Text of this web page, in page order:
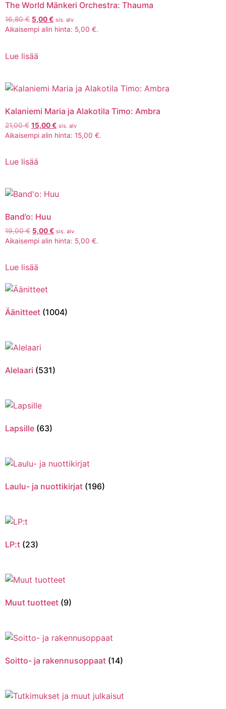
The World Mänkeri Orchestra: Thauma
16,80€ 5,00€ sis. alv
Aikaisempi alin hinta: 5,00 €.
Lue lisää
Kalaniemi Maria ja Alakotila Timo: Ambra
21,00€ 15,00€ sis. alv
Aikaisempi alin hinta: 15,00 €.
Lue lisää
Band’o: Huu
19,00€ 5,00€ sis. alv
Aikaisempi alin hinta: 5,00 €.
Lue lisää
Äänitteet (1004)
Alelaari (531)
Lapsille (63)
Laulu- ja nuottikirjat (196)
LP:t (23)
Muut tuotteet (9)
Soitto- ja rakennusoppaat (14)